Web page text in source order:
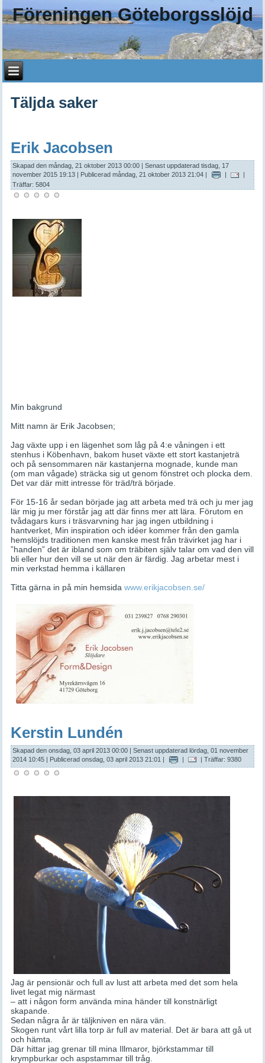
Föreningen Göteborgsslöjd
Täljda saker
Erik Jacobsen
Skapad den måndag, 21 oktober 2013 00:00 |Senast uppdaterad tisdag, 17
november 2015 19:13 | Publicerad måndag, 21 oktober 2013 21:04 | |
|
Träffar: 5804
Min bakgrund
Mitt namn är Erik Jacobsen;
Jag växte upp i en lägenhet som låg på 4:e våningen i ett
stenhus i Köbenhavn, bakom huset växte ett stort kastanjeträ
och på sensommaren när kastanjerna mognade, kunde man
(om man vågade) sträcka sig ut genom fönstret och plocka dem.
Det var där mitt intresse för träd/trä började.
För 15-16 år sedan började jag att arbeta med trä och ju mer jag
lär mig ju mer förstår jag att där finns mer att lära. Förutom en
tvådagars kurs i träsvarvning har jag ingen utbildning i
hantverket, Min inspiration och idéer kommer från den gamla
hemslöjds traditionen men kanske mest från trävirket jag har i
”handen” det är ibland som om träbiten själv talar om vad den vill
bli eller hur den vill se ut när den är färdig. Jag arbetar mest i
min verkstad hemma i källaren
Titta gärna in på min hemsidawww.erikjacobsen.se/
Kerstin Lundén
Skapad den onsdag, 03 april 2013 00:00 |Senast uppdaterad lördag, 01 november
2014 10:45 | Publicerad onsdag, 03 april 2013 21:01 | | | Träffar: 9380
Jag är pensionär och full av lust att arbeta med det som hela
livet legat mig närmast
– att i någon form använda mina händer till konstnärligt
skapande.
Sedan några år är täljkniven en nära vän.
Skogen runt vårt lilla torp är full av material. Det är bara att gå ut
och hämta.
Där hittar jag grenar till mina Illmaror, björkstammar till
krympburkar och aspstammar till tråg.